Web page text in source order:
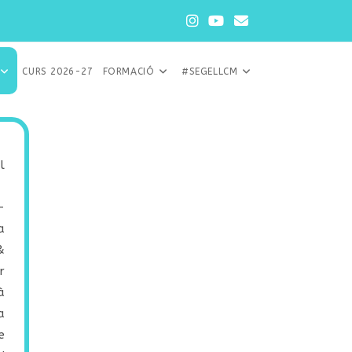
CURS 2026-27 FORMACIÓ #SEGELLCM